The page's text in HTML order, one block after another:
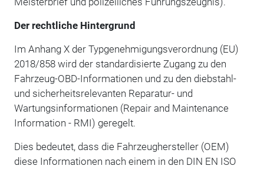
Der rechtliche Hintergrund
Im Anhang X der Typgenehmigungsverordnung (EU)
2018/858 wird der standardisierte Zugang zu den
Fahrzeug-OBD-Informationen und zu den diebstahl-
und sicherheitsrelevanten Reparatur- und
Wartungsinformationen (Repair and Maintenance
Information - RMI) geregelt.
Dies bedeutet, dass die Fahrzeughersteller (OEM)
diese Informationen nach einem in den DIN EN ISO